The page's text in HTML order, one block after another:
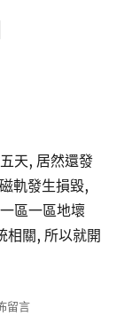
天, 居然還發
軌發生損毀,
區一區地壞
相關, 所以就開
〉
留言